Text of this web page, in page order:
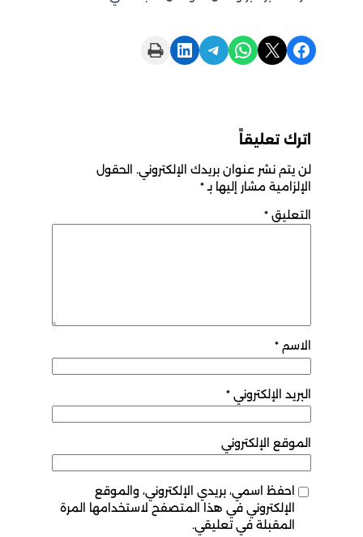
Share on Facebook
Share on X
Share on WhatsApp
Share on Telegram
Share on LinkedIn
Print this Page
اترك تعليقاً
لن يتم نشر عنوان بريدك الإلكتروني. الحقول
الإلزامية مشار إليها بـ*
التعليق *
الاسم *
البريد الإلكتروني *
الموقع الإلكتروني
احفظ اسمي، بريدي الإلكتروني، والموقع
الإلكتروني في هذا المتصفح لاستخدامها المرة
المقبلة في تعليقي.